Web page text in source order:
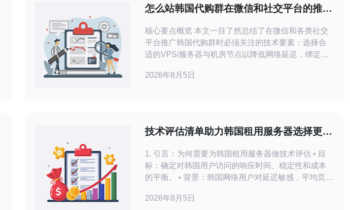
怎么站韩国代购群在微信和社交平台的推广
核心要点概览 本文一目了然总结了在微信和各类社交
平台推广韩国代购群时必须关注的技术要素：选择合
适的VPS/服务器与机房节点以降低网络延迟，绑定合
容，部署完善的DDoS防御与流量管理来保证活动稳定
2026年8月5日
技术评估清单助力韩国租用服务器选择更高
1. 引言：为何需要为韩国租用服务器做技术评估 • 目
标：确定对韩国用户访问的响应时间、稳定性和成本
的平衡。 • 背景：韩国网络用户对延迟敏感，平均页面
防护或带宽限制可能导致业务中断与收入损失。 • 法规
2026年8月5日